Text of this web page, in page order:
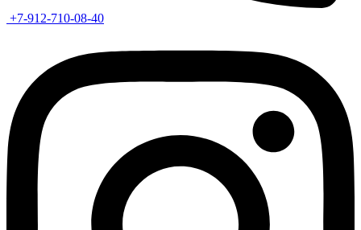
+7-912-710-08-40